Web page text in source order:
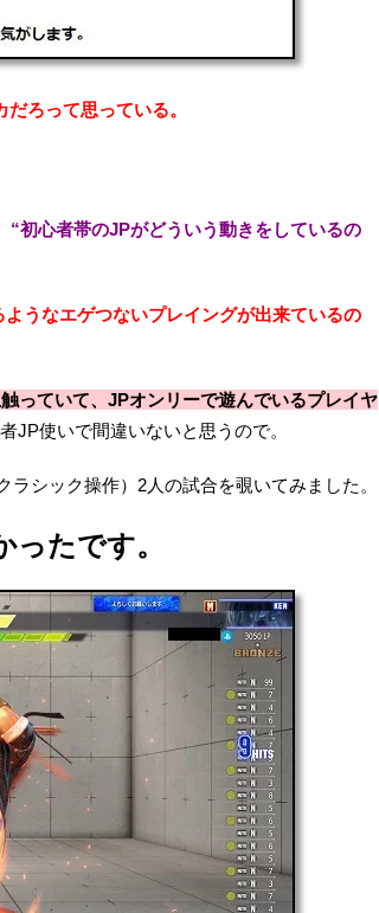
ろって思っている。
“初心者帯のJPがどういう動きをしているの
うなエゲつないプレイングが出来ているの
っていて、JPオンリーで遊んでいるプレイヤ
JP使いで間違いないと思うので。
シック操作）2人の試合を覗いてみました。
たです。